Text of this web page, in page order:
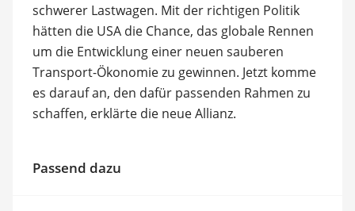
schwerer Lastwagen. Mit der richtigen Politik
hätten die USA die Chance, das globale Rennen
um die Entwicklung einer neuen sauberen
Transport-Ökonomie zu gewinnen. Jetzt komme
es darauf an, den dafür passenden Rahmen zu
schaffen, erklärte die neue Allianz.
Passend dazu